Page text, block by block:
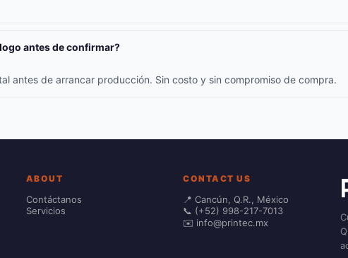
antes de confirmar?
antes de arrancar producción. Sin costo y sin compromiso de compra.
ABOUT
Contáctanos
Servicios
CONTACT US
📍 Cancún, Q.R., México
📞 (+52) 998-217-7013
✉️ info@printec.mx